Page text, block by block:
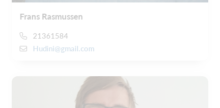
Frans Rasmussen
21361584
Hudini@gmail.com